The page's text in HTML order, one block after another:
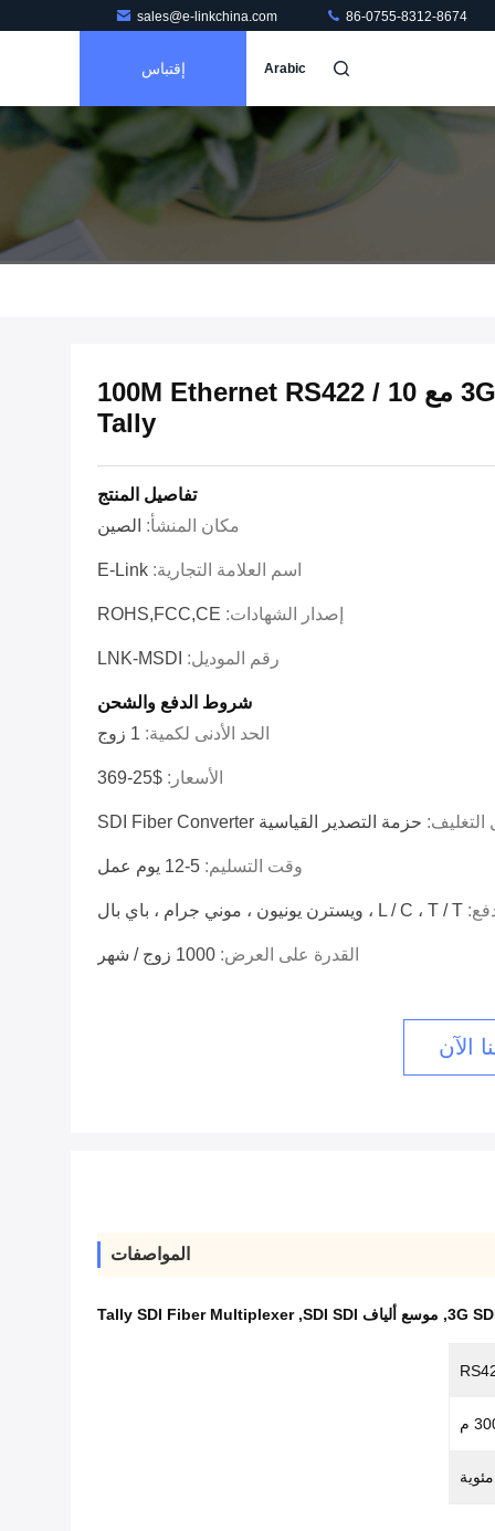
sales@e-linkchina.com 86-0755-8312-8674
Arabic إقتباس
موسع الألياف 3G HD SD SDI مع 10 / 100M Ethernet RS422
Tally
تفاصيل المنتج
مكان المنشأ: الصين
اسم العلامة التجارية: E-Link
إصدار الشهادات: ROHS,FCC,CE
رقم الموديل: LNK-MSDI
شروط الدفع والشحن
الحد الأدنى لكمية: 1 زوج
الأسعار: $25-369
التغليف: حزمة التصدير القياسية SDI Fiber Converter
وقت التسليم: 5-12 يوم عمل
L / C ، T / T ، ويسترن يونيون ، موني جرام ، باي بال
القدرة على العرض: 1000 زوج / شهر
الآن
المواصفات
, موسع ألياف SDI SDI ,
Tally SDI Fiber Multiplexer